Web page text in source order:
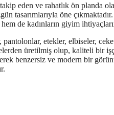
eden ve rahatlık ön planda
tasarımlarıyla öne
de kadınların giyim
etekler, elbiseler,
üretilmiş olup, kaliteli bir
benzersiz ve modern bir